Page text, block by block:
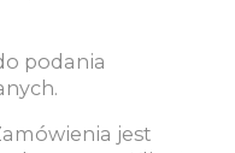
podania
jest